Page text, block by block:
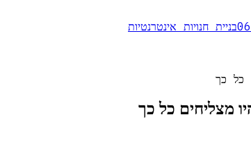
06בניית חנויות אינטרנטיות